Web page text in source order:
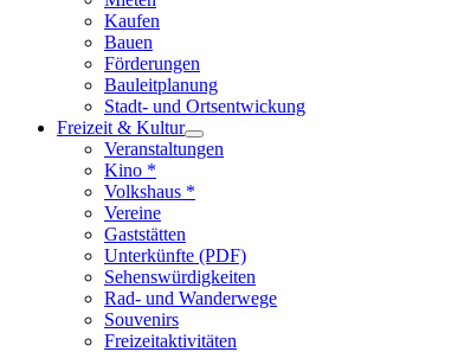
Kaufen
Bauen
Förderungen
Bauleitplanung
Stadt- und Ortsentwickung
Freizeit & Kultur
Veranstaltungen
Kino *
Volkshaus *
Vereine
Gaststätten
Unterkünfte (PDF)
Sehenswürdigkeiten
Rad- und Wanderwege
Souvenirs
Freizeitaktivitäten